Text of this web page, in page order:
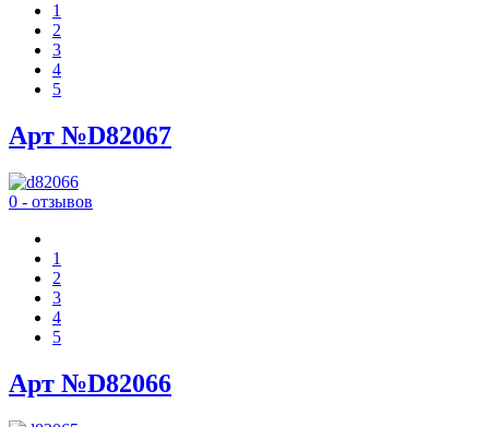
1
2
3
4
5
Арт №D82067
0 - отзывов
1
2
3
4
5
Арт №D82066